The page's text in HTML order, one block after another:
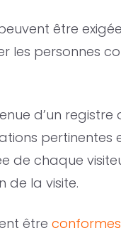
être
les personnes
d’un registre
pertinentes
de chaque
de la visite.
être